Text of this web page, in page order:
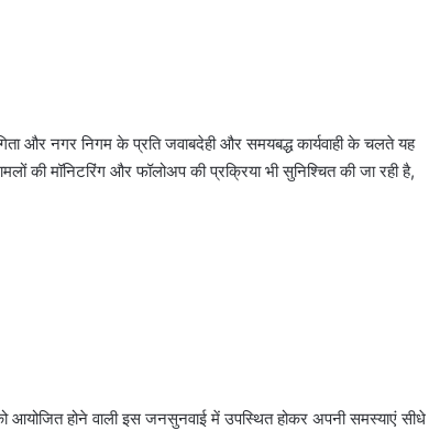
और नगर निगम के प्रति जवाबदेही और समयबद्ध कार्यवाही के चलते यह
की मॉनिटरिंग और फॉलोअप की प्रक्रिया भी सुनिश्चित की जा रही है,
आयोजित होने वाली इस जनसुनवाई में उपस्थित होकर अपनी समस्याएं सीधे